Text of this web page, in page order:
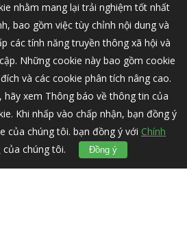
Castle Dr
nhằm mang lại trải nghiệm tốt nhất
bao gồm việc tùy chỉnh nội dung và
các tính năng truyền thông xã hội và
Những cookie này bao gồm cookie
và các cookie phân tích nâng cao.
xem Thông báo về thông tin của
Khi nhấp vào chấp nhận, bạn đồng ý
của chúng tôi. bạn đồng ý với Chính
của chúng tôi. Đồng ý